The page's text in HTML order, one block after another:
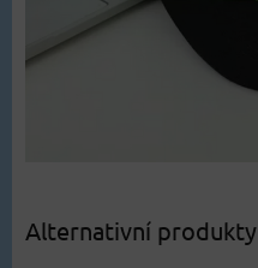
Alternativní produkty